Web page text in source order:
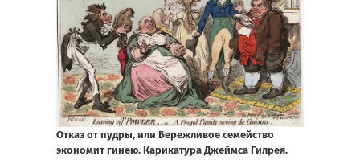
Отказ от пудры, или Бережливое семейство
экономит гинею. Карикатура Джеймса Гилрея.